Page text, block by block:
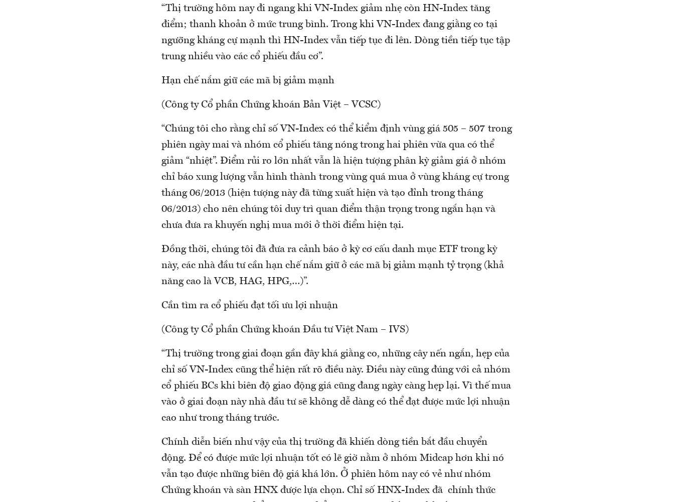
“Thị trường hôm nay đi ngang khi VN-Index giảm nhẹ còn HN-Index tăng
điểm; thanh khoản ở mức trung bình. Trong khi VN-Index đang giằng co tại
ngưỡng kháng cự mạnh thì HN-Index vẫn tiếp tục đi lên. Dòng tiền tiếp tục tập
trung nhiều vào các cổ phiếu đầu cơ”.
Hạn chế nắm giữ các mã bị giảm mạnh
(Công ty Cổ phần Chứng khoán Bản Việt – VCSC)
“Chúng tôi cho rằng chỉ số VN-Index có thể kiểm định vùng giá 505 – 507 trong
phiên ngày mai và nhóm cổ phiếu tăng nóng trong hai phiên vừa qua có thể
giảm “nhiệt”. Điểm rủi ro lớn nhất vẫn là hiện tượng phân kỳ giảm giá ở nhóm
chỉ báo xung lượng vẫn hình thành trong vùng quá mua ở vùng kháng cự trong
tháng 06/2013 (hiện tượng này đã từng xuất hiện và tạo đỉnh trong tháng
06/2013) cho nên chúng tôi duy trì quan điểm thận trọng trong ngắn hạn và
chưa đưa ra khuyến nghị mua mới ở thời điểm hiện tại.
Đồng thời, chúng tôi đã đưa ra cảnh báo ở kỳ cơ cấu danh mục ETF trong kỳ
này, các nhà đầu tư cần hạn chế nắm giữ ở các mã bị giảm mạnh tỷ trọng (khả
năng cao là VCB, HAG, HPG,…)”.
Cần tìm ra cổ phiếu đạt tối ưu lợi nhuận
(Công ty Cổ phần Chứng khoán Đầu tư Việt Nam – IVS)
“Thị trường trong giai đoạn gần đây khá giằng co, những cây nến ngắn, hẹp của
chỉ số VN-Index cũng thể hiện rất rõ điều này. Điều này cũng đúng với cả nhóm
cổ phiếu BCs khi biên độ giao động giá cũng đang ngày càng hẹp lại. Vì thế mua
vào ở giai đoạn này nhà đầu tư sẽ không dễ dàng có thể đạt được mức lợi nhuận
cao như trong tháng trước.
Chính diễn biến như vậy của thị trường đã khiến dòng tiền bắt đầu chuyển
động. Để có được mức lợi nhuận tốt có lẽ giờ nằm ở nhóm Midcap hơn khi nó
vẫn tạo được những biên độ giá khá lớn. Ở phiên hôm nay có vẻ như nhóm
Chứng khoán và sàn HNX được lựa chọn. Chỉ số HNX-Index đã chính thức